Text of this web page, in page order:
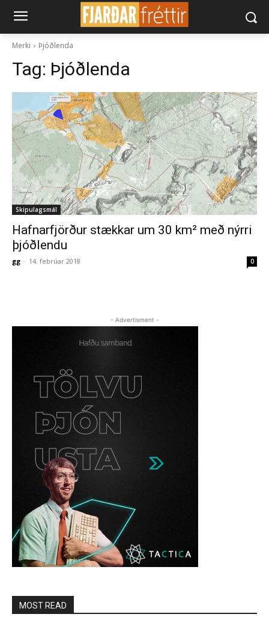
Merki Þjóðlenda
Tag: Þjóðlenda
Skipulagsmál
Hafnarfjörður stækkar um 30 km² með nýrri
þjóðlendu
gg - 14. febrúar 2018 0
- Advertisment -
MOST READ